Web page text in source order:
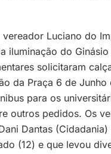
Luciano do
iluminação do
solicitaram
da Praça 6 de
para os
outros pedidos. Os
Dantas (Cidadania)
(12) e que levou